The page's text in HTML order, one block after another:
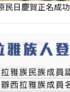
民日慶賀正名成功